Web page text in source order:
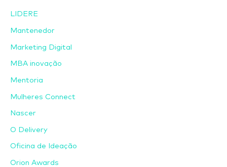
LIDERE
Mantenedor
Marketing Digital
MBA inovação
Mentoria
Mulheres Connect
Nascer
O Delivery
Oficina de Ideação
Orion Awards